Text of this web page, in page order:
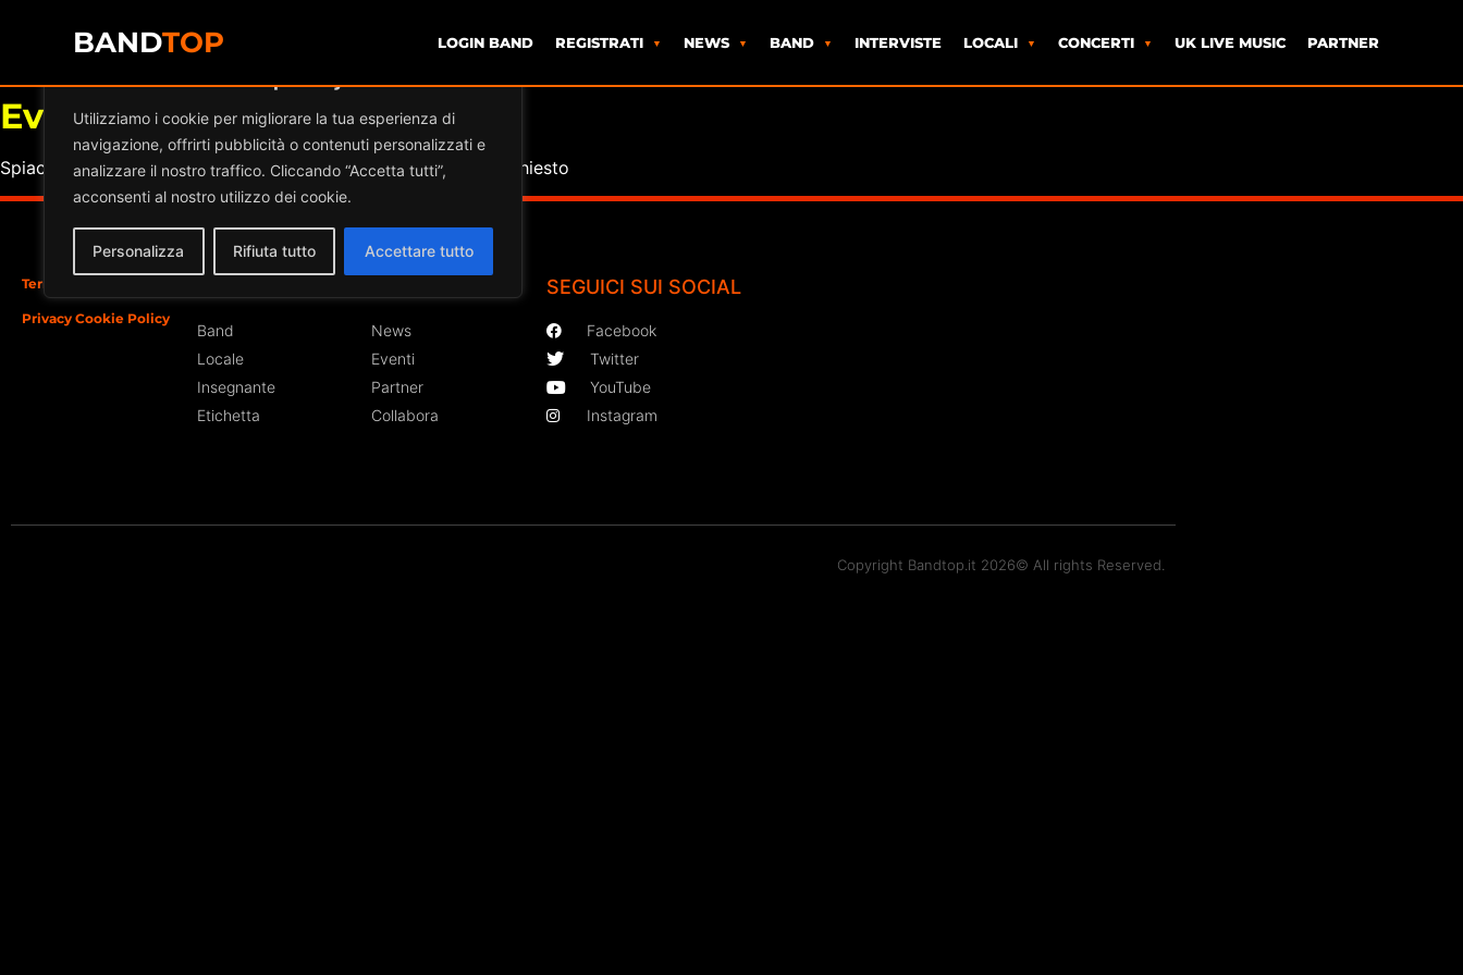
Utilizziamo i cookie per migliorare la tua esperienza di
navigazione, offrirti pubblicità o contenuti personalizzati e
analizzare il nostro traffico. Cliccando “Accetta tutti”,
acconsenti al nostro utilizzo dei cookie.
Personalizza Rifiuta tutto Accettare tutto
BANDTOP LOGIN BAND REGISTRATI NEWS BAND INTERVISTE LOCALI CONCERTI UK LIVE MUSIC PARTNER
Eventi aLA SERRA
Spiacente, ma nessun risultato è stato trovato per l'archivio richiesto
Termini e Condizioni
Privacy Cookie Policy
Band
Locale
Insegnante
Etichetta
News
Eventi
Partner
Collabora
SEGUICI SUI SOCIAL
Facebook
Twitter
YouTube
Instagram
Copyright Bandtop.it 2026© All rights Reserved.